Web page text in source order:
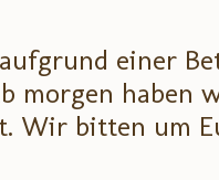
einer
morgen haben
Wir bitten um